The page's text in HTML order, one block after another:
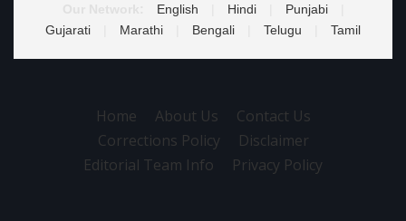
English Hindi Punjabi
Gujarati
Marathi Bengali Telugu Tamil
Home About Us
Contact Us
Corrections Policy
Disclaimer
Editorial Team Info
Privacy Policy